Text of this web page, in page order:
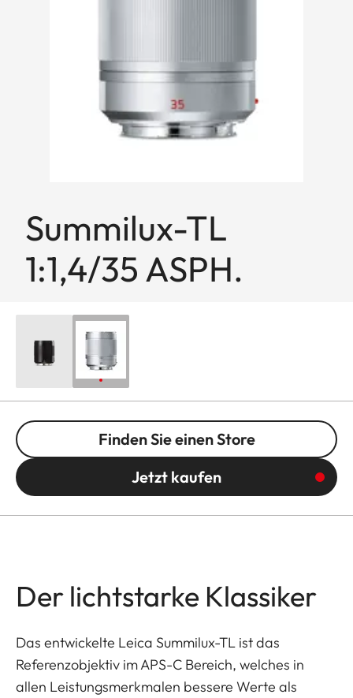
Summilux-TL
1:1,4/35 ASPH.
Finden Sie einen Store
Jetzt kaufen
Der lichtstarke Klassiker
Das entwickelte Leica Summilux-TL ist das
Referenzobjektiv im APS-C Bereich, welches in
allen Leistungsmerkmalen bessere Werte als